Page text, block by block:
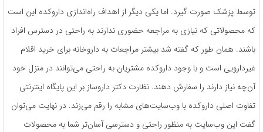
توسط پزشک صورت گیرد. اما یکی دیگر از اهداف راه‌اندازی داروکده این است
که محصولاتی که نیازی به مراجعه حضوری ندارند به راحتی در دسترس افراد
باشند. همان طور که گفته شد بیشتر مراجعات به داروخانه برای خرید اقلام
غیردارویی است و با وجود داروکده مشتریان به راحتی می‌توانند در منزل خود
آن‌چه نیاز دارند را سفارش دهند. نظارت دکتر داروساز بر این پایگاه اینترنتی
تفاوت اصلی داروکده با وب‌سایت‌های مشابه را رقم می‌زند. در نهایت می‌توان
گفت این وب‌سایت به منظور راحتی و دسترسی آسان‌تر شما به محصولات